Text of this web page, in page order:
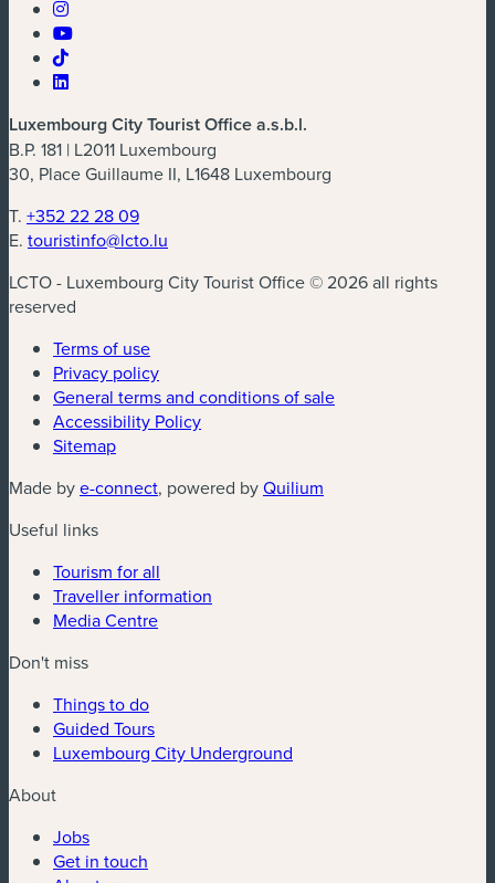
Luxembourg City Tourist Office a.s.b.l.
B.P. 181 | L2011 Luxembourg
30, Place Guillaume II, L1648 Luxembourg
T. +352 22 28 09
E. touristinfo@lcto.lu
LCTO - Luxembourg City Tourist Office © 2026 all rights
reserved
Terms of use
Privacy policy
General terms and conditions of sale
Accessibility Policy
Sitemap
Made bye-connect(new window)
, powered byQuilium
Useful links
Tourism for all
Traveller information
Media Centre
Don't miss
Things to do
Guided Tours
Luxembourg City Underground
About
Jobs
Get in touch